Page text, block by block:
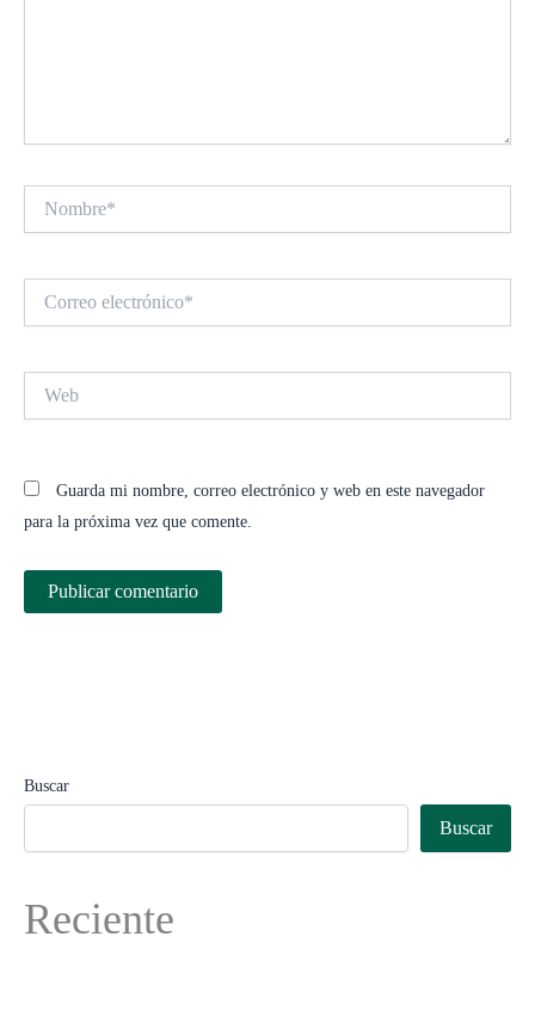
electrónico*
Guarda mi nombre, correo electrónico y web en este navegador
para la próxima vez que comente.
Buscar
Buscar
Reciente